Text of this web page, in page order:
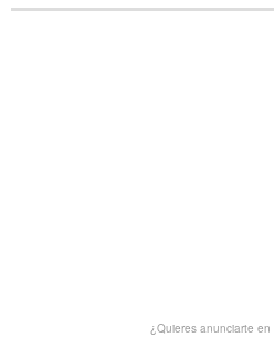
¿Quieres anunciarte